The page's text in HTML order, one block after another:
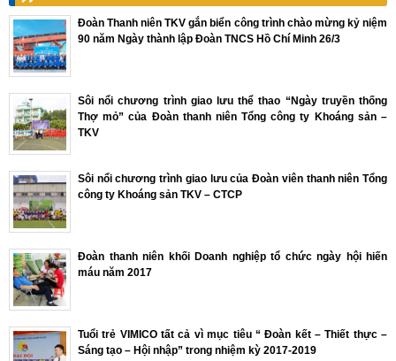
Đoàn Thanh niên TKV gắn biển công trình chào mừng kỷ niệm
90 năm Ngày thành lập Đoàn TNCS Hồ Chí Minh 26/3
Sôi nổi chương trình giao lưu thể thao “Ngày truyền thống
Thợ mỏ” của Đoàn thanh niên Tổng công ty Khoáng sản –
TKV
Sôi nổi chương trình giao lưu của Đoàn viên thanh niên Tổng
công ty Khoáng sản TKV – CTCP
Đoàn thanh niên khối Doanh nghiệp tổ chức ngày hội hiến
máu năm 2017
Tuổi trẻ VIMICO tất cả vì mục tiêu “ Đoàn kết – Thiết thực –
Sáng tạo – Hội nhập” trong nhiệm kỳ 2017-2019